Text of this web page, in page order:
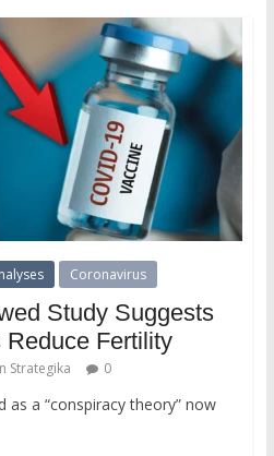
Coronavirus
Study Suggests
Fertility
Strategika 0
as a “conspiracy theory” now